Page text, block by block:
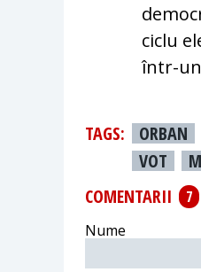
ciclu
într-
TAGS: ORBAN
VOT
COMENTARII
7
Nume